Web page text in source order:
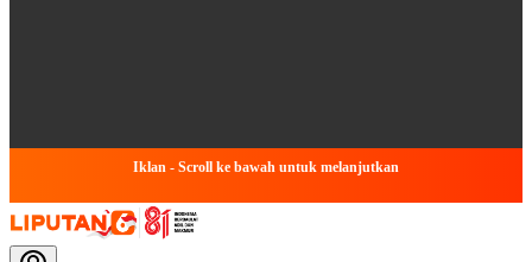
Iklan - Scroll ke bawah untuk melanjutkan